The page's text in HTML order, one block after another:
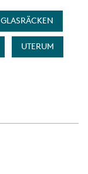
GLASRÄCKEN
UTERUM